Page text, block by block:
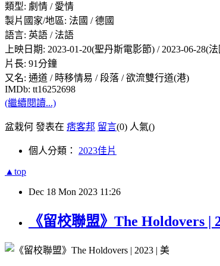
類型: 劇情 / 愛情
製片國家/地區: 法國 / 德國
語言: 英語 / 法語
上映日期: 2023-01-20(聖丹斯電影節) / 2023-06-28(
片長: 91分鐘
又名: 通道 / 時移情易 / 段落 / 欲流雙行道(港)
IMDb: tt16252698
(繼續閱讀...)
盆栽何 發表在 痞客邦 留言(0) 人氣()
個人分類： 2023佳片
▲top
Dec 18 Mon 2023 11:26
《留校聯盟》The Holdovers